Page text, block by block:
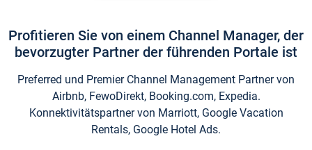
Profitieren Sie von einem Channel Manager, der
bevorzugter Partner der führenden Portale ist
Preferred und Premier Channel Management Partner von
Airbnb, FewoDirekt, Booking.com, Expedia.
Konnektivitätspartner von Marriott, Google Vacation
Rentals, Google Hotel Ads.